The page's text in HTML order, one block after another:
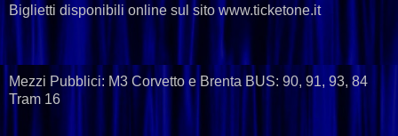
Biglietti disponibili online sul sito www.ticketone.it
Mezzi Pubblici: M3 Corvetto e Brenta BUS: 90, 91, 93, 84
Tram 16